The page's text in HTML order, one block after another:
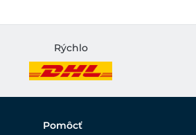
Rýchlo
Pomôcť